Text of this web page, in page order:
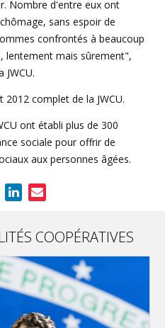
Nombre d'entre eux ont
sans espoir de
confrontés à beaucoup
lentement mais sûrement",
2012 complet de la JWCU.
ont établi plus de 300
sociale pour offrir de
aux personnes âgées.
COOPÉRATIVES